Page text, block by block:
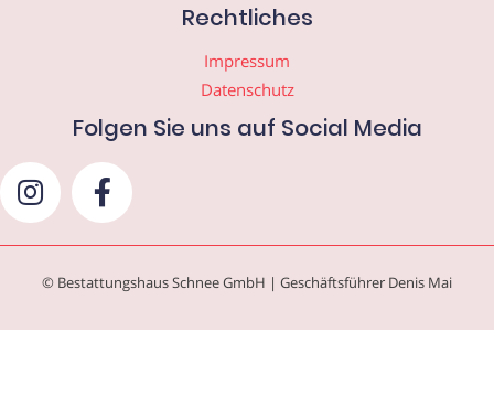
Rechtliches
Impressum
Datenschutz
Folgen Sie uns auf Social Media
© Bestattungshaus Schnee GmbH | Geschäftsführer Denis Mai